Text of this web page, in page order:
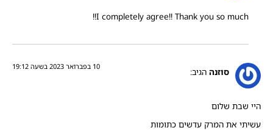
I completely agree!! Thank you so much!!
סוזנה הגיב:
10 בפברואר 2023 בשעה 19:12
היי שבת שלום
עשיתי את המרק עדשים כתומות